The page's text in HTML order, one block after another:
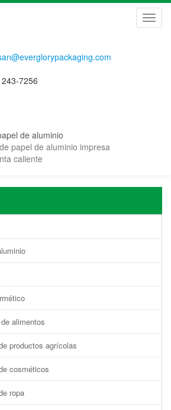
7256
de aluminio
papel de aluminio impresa
caliente
alimentos
productos agrícolas
cosméticos
ropa